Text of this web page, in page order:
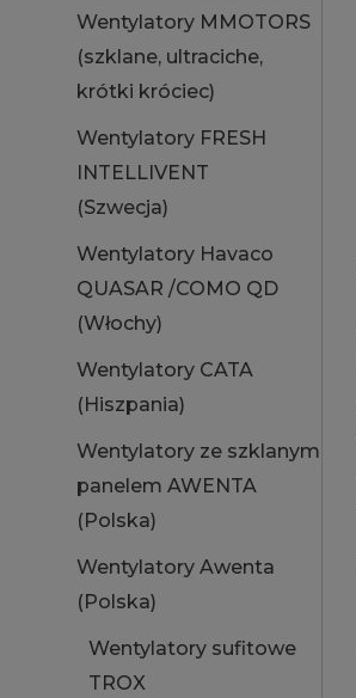
Wentylatory MMOTORS
(szklane, ultraciche,
krótki króciec)
Wentylatory FRESH
INTELLIVENT
(Szwecja)
Wentylatory Havaco
QUASAR /COMO QD
(Włochy)
Wentylatory CATA
(Hiszpania)
Wentylatory ze szklanym
panelem AWENTA
(Polska)
Wentylatory Awenta
(Polska)
Wentylatory sufitowe
TROX